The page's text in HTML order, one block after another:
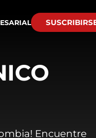
Encuentre